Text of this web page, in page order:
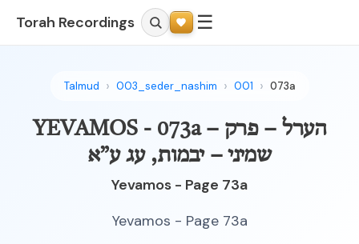
Torah Recordings ☰
Talmud 003_seder_nashim 001 073a
YEVAMOS - 073a – הערל – פרק
שמיני – יבמות, עג ע”א
Yevamos - Page 73a
Yevamos - Page 73a